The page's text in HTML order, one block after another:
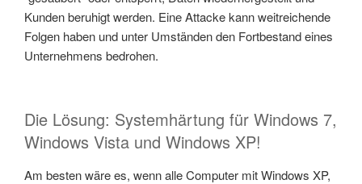
Kunden beruhigt werden. Eine Attacke kann weitreichende
Folgen haben und unter Umständen den Fortbestand eines
Unternehmens bedrohen.
Die Lösung: Systemhärtung für Windows 7,
Windows Vista und Windows XP!
Am besten wäre es, wenn alle Computer mit Windows XP,